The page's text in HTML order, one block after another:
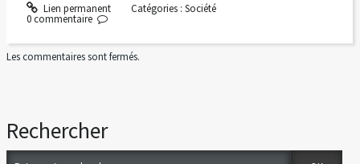
Rechercher
Lien permanent Catégories : Société
0 commentaire
Les commentaires sont fermés.